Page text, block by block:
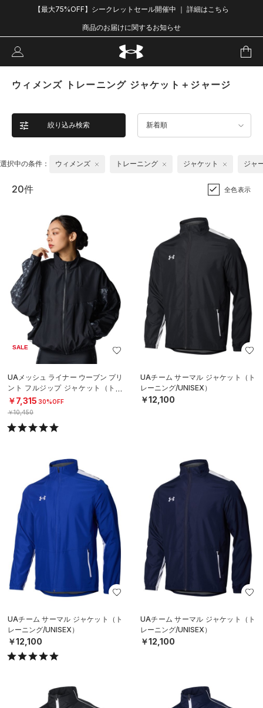
【最大75%OFF】シークレットセール開催中 ｜ 詳細はこちら
商品のお届けに関するお知らせ
ウィメンズ トレーニング ジャケット＋ジャージ
絞り込み検索 新着順
選択中の条件： ウィメンズ トレーニング ジャケット ジャ
20件 全色表示
SALE
UAメッシュ ライナー ウーブン プリ
ント フルジップ ジャケット（トレ
ーニング/WOMEN）
￥7,315 30%OFF
￥10,450
UAチーム サーマル ジャケット（ト
レーニング/UNISEX）
￥12,100
UAチーム サーマル ジャケット（ト
レーニング/UNISEX）
￥12,100
UAチーム サーマル ジャケット（ト
レーニング/UNISEX）
￥12,100